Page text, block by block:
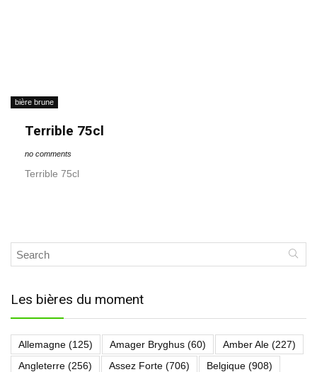
bière brune
Terrible 75cl
no comments
Terrible 75cl
Les bières du moment
Allemagne (125) Amager Bryghus (60) Amber Ale (227)
Angleterre (256) Assez Forte (706) Belgique (908)